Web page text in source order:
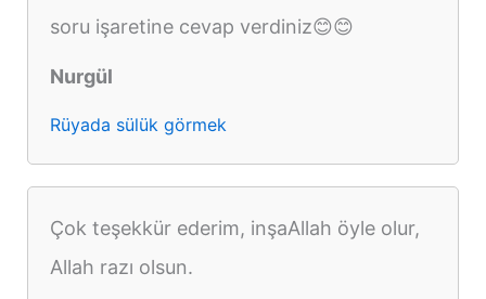
soru işaretine cevap verdiniz😊😊
Nurgül
Rüyada sülük görmek
Çok teşekkür ederim, inşaAllah öyle olur,
Allah razı olsun.